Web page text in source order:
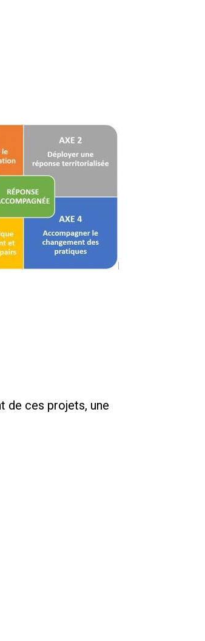
de ces projets, une